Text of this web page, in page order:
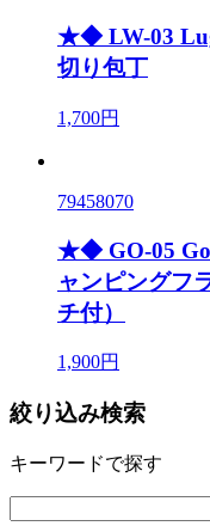
★◆ LW-03
切り包丁
1,700円
79458070
★◆ GO-05
ャンピングフ
チ付）
1,900円
絞り込み検索
キーワードで探す